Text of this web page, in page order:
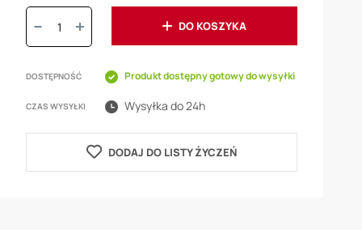
Ilość:
DO KOSZYKA
DOSTĘPNOŚĆ Produkt dostępny gotowy do wysyłki
CZAS WYSYŁKI Wysyłka do 24h
DODAJ DO LISTY ŻYCZEŃ